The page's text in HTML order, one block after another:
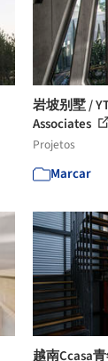
岩坡别墅 /
Associates
Projetos
Marcar
越南Ccasa